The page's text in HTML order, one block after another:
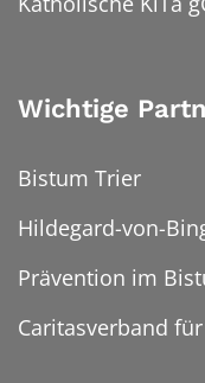
Wichtige
Bistum Trier
Hildegard-von-
Prävention im
Caritasverband